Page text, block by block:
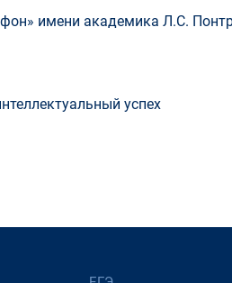
имени академика Л.С.
успех